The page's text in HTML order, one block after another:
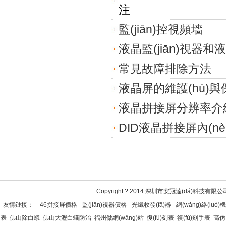
注
監(jiān)控視頻墻
液晶監(jiān)視器和液
常見故障排除方法
液晶屏的維護(hù)與
液晶拼接屏分辨率介
DID液晶拼接屏內
Copyright ? 2014 深圳市安冠達(dá)科技有限
友情鏈接：
46拼接屏價格 監(jiān)視器價格 光纖收發(fā)器
網(wǎng)絡(luò)
表 佛山除白蟻 佛山大瀝白蟻防治 福州做網(wǎng)站 復(fù)刻表 復(fù)刻手表 高